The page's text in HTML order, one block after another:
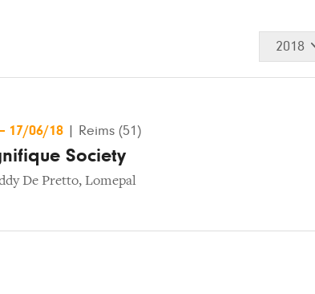
2018
17/06/18 Reims (51)
Society
De Pretto, Lomepal